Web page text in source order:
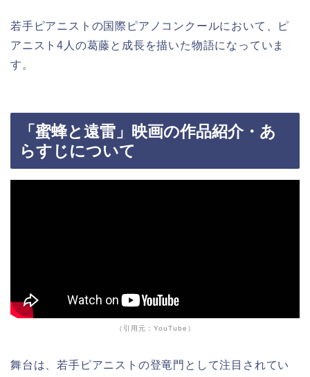
若手ピアニストの国際ピアノコンクールにおいて、ピ
アニスト4人の葛藤と成長を描いた物語になっていま
す。
「蜜蜂と遠雷」映画の作品紹介・あ
らすじについて
（引用元：YouTube）
舞台は、若手ピアニストの登竜門として注目されてい